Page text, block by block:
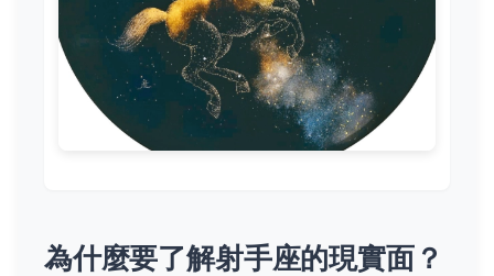
為什麼要了解射手座的現實面？